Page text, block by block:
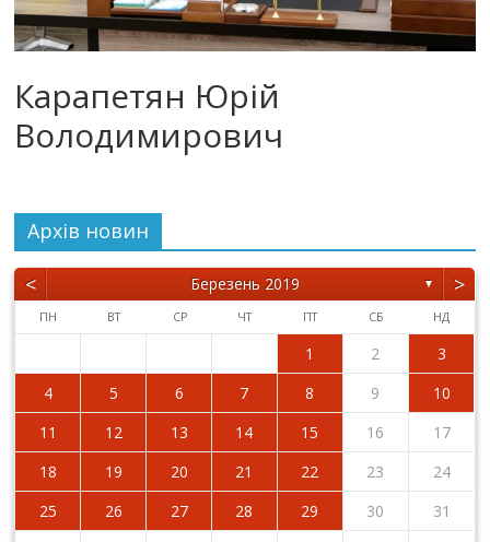
Карапетян Юрій
Володимирович
Архiв новин
< Березень 2019 ▼ >
ПН ВТ СР ЧТ ПТ СБ НД
1 2
3
4
5 6 7 8 9
10
11
12 13 14 15 16
17
18
19 20 21 22 23
24
25
26 27 28 29 30 31